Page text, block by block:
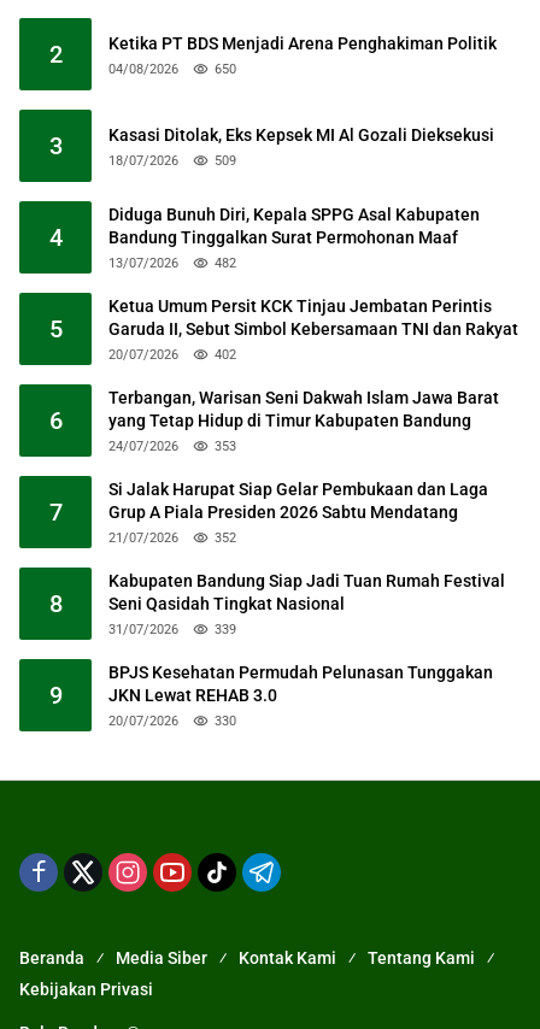
2 Ketika PT BDS Menjadi Arena Penghakiman Politik
04/08/2026 650
3 Kasasi Ditolak, Eks Kepsek MI Al Gozali Dieksekusi
18/07/2026 509
4
Diduga Bunuh Diri, Kepala SPPG Asal Kabupaten
Bandung Tinggalkan Surat Permohonan Maaf
13/07/2026 482
5
Ketua Umum Persit KCK Tinjau Jembatan Perintis
Garuda II, Sebut Simbol Kebersamaan TNI dan Rakyat
20/07/2026 402
6
Terbangan, Warisan Seni Dakwah Islam Jawa Barat
yang Tetap Hidup di Timur Kabupaten Bandung
24/07/2026 353
7
Si Jalak Harupat Siap Gelar Pembukaan dan Laga
Grup A Piala Presiden 2026 Sabtu Mendatang
21/07/2026 352
8
Kabupaten Bandung Siap Jadi Tuan Rumah Festival
Seni Qasidah Tingkat Nasional
31/07/2026 339
9
BPJS Kesehatan Permudah Pelunasan Tunggakan
JKN Lewat REHAB 3.0
20/07/2026 330
Beranda Media Siber Kontak Kami
Tentang Kami
Kebijakan Privasi